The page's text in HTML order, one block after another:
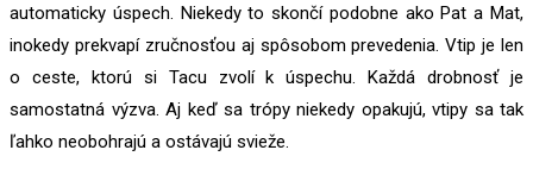
automaticky úspech. Niekedy to skončí podobne ako Pat a Mat,
inokedy prekvapí zručnosťou aj spôsobom prevedenia. Vtip je len
o ceste, ktorú si Tacu zvolí k úspechu. Každá drobnosť je
samostatná výzva. Aj keď sa trópy niekedy opakujú, vtipy sa tak
ľahko neobohrajú a ostávajú svieže.